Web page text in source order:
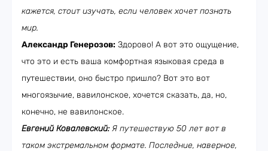
кажется, стоит изучать, если человек хочет познать
мир.
Александр Генерозов: Здорово! А вот это ощущение,
что это и есть ваша комфортная языковая среда в
путешествии, оно быстро пришло? Вот это вот
многоязычие, вавилонское, хочется сказать, да, но,
конечно, не вавилонское.
Евгений Ковалевский:Я путешествую 50 лет вот в
таком экстремальном формате. Последние, наверное,